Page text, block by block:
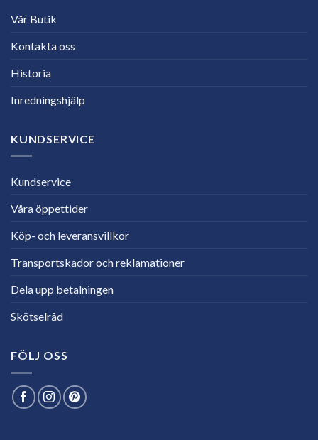
Vår Butik
Kontakta oss
Historia
Inredningshjälp
KUNDSERVICE
Kundservice
Våra öppettider
Köp- och leveransvillkor
Transportskador och reklamationer
Dela upp betalningen
Skötselråd
FÖLJ OSS